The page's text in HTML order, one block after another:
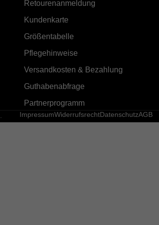
Retourenanmeldung
Kundenkarte
Größentabelle
Pflegehinweise
Versandkosten & Bezahlung
Guthabenabfrage
Partnerprogramm
ImpressumWiderrufsrechtDatenschutzAGB